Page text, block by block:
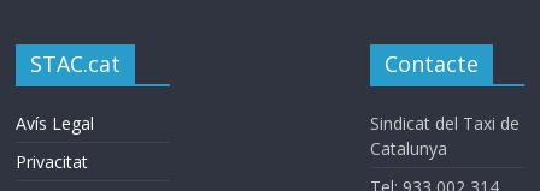
STAC.cat
Avís Legal
Privacitat
Contacte
Sindicat del Taxi de
Catalunya